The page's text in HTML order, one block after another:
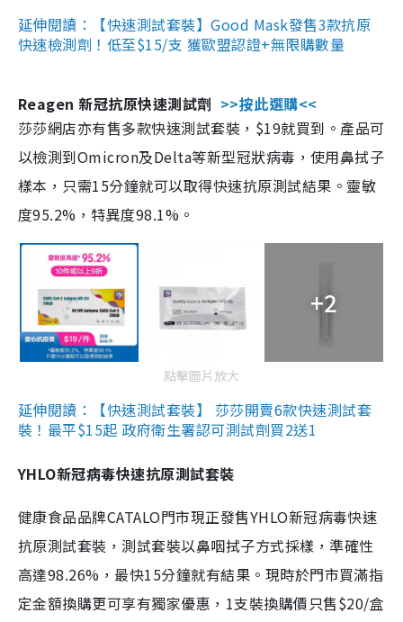
延伸閱讀：【快速測試套裝】Good Mask發售3款抗原
快速檢測劑！低至$15/支 獲歐盟認證+無限購數量
Reagen 新冠抗原快速測試劑 >>按此選購<<
莎莎網店亦有售多款快速測試套裝，$19就買到。產品可
以檢測到Omicron及Delta等新型冠狀病毒，使用鼻拭子
樣本，只需15分鐘就可以取得快速抗原測試結果。靈敏
度95.2%，特異度98.1%。
+2
點擊圖片放大
延伸閱讀：【快速測試套裝】 莎莎開賣6款快速測試套
裝！最平$15起 政府衛生署認可測試劑買2送1
YHLO新冠病毒快速抗原測試套裝
健康食品品牌CATALO門市現正發售YHLO新冠病毒快速
抗原測試套裝，測試套裝以鼻咽拭子方式採樣，準確性
高達98.26%，最快15分鐘就有結果。現時於門市買滿指
定金額換購更可享有獨家優惠，1支裝換購價只售$20/盒